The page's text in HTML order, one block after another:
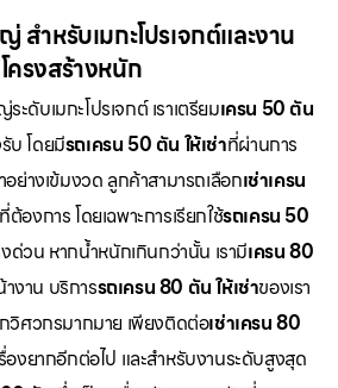
สำหรับเมกะโปรเจกต์และงาน
โครงสร้างหนัก
ดับเมกะโปรเจกต์ เราเตรียมเครน 50 ตัน
บ โดยมีรถเครน 50 ตัน ให้เช่าที่ผ่านการ
ย่างเข้มงวด ลูกค้าสามารถเลือกเช่าเครน
ต้องการ โดยเฉพาะการเรียกใช้รถเครน 50
ด่วน หากน้ำหนักเกินกว่านั้น เรามีเครน 80
งาน บริการรถเครน 80 ตัน ให้เช่าของเรา
วิศวกรมากมาย เพียงติดต่อเช่าเครน 80
องยากอีกต่อไป และสำหรับงานระดับสูงสุด